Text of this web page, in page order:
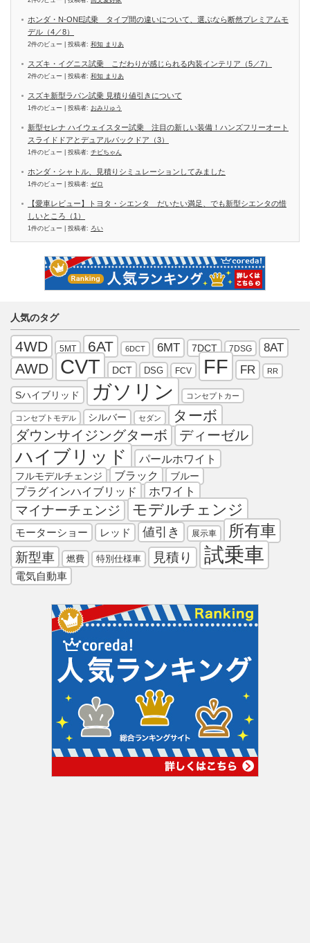
ホンダ・N-ONE試乗 タイプ間の違いについて、選ぶなら断然プレミアムモ
デル（4／8）
2件のビュー 投稿者: 和知 まりあ
スズキ・イグニス試乗 こだわりが感じられる内装インテリア（5／7）
2件のビュー 投稿者: 和知 まりあ
スズキ新型ラパン試乗 見積り値引きについて
1件のビュー 投稿者: おみりゅう
新型セレナ ハイウェイスター試乗 注目の新しい装備！ハンズフリーオート
スライドドアとデュアルバックドア（3）
1件のビュー 投稿者: チビちゃん
ホンダ・シャトル、見積りシミュレーションしてみました
1件のビュー 投稿者: ゼロ
【愛車レビュー】トヨタ・シエンタ だいたい満足、でも新型シエンタの惜
しいところ（1）
1件のビュー 投稿者: ろい
人気のタグ
4WD 5MT 6AT 6DCT 6MT 7DCT 7DSG 8AT
AWD CVT DCT DSG FCV FF FR RR
Sハイブリッド ガソリン コンセプトカー
コンセプトモデル シルバー セダン ターボ
ダウンサイジングターボ ディーゼル
ハイブリッド パールホワイト
フルモデルチェンジ ブラック ブルー
プラグインハイブリッド ホワイト
マイナーチェンジ モデルチェンジ
モーターショー レッド 値引き 展示車 所有車
新型車 燃費 特別仕様車 見積り 試乗車
電気自動車